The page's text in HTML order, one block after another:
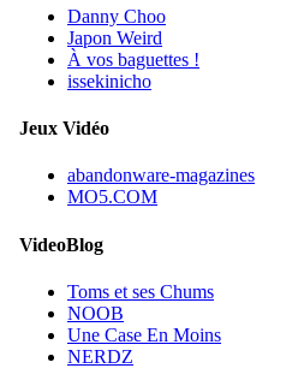
Danny Choo
Japon Weird
À vos baguettes !
issekinicho
Jeux Vidéo
abandonware-magazines
MO5.COM
VideoBlog
Toms et ses Chums
NOOB
Une Case En Moins
NERDZ